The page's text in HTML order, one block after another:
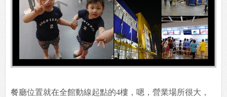
餐廳位置就在全館動線起點的4樓，嗯，營業場所很大，